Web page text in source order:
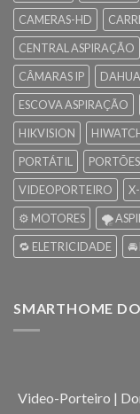
CAMERAS-HD
CENTRAL ASPIRAÇÃO
CÂMARAS IP
DAHUA
ESCOVA ASPIRAÇÃO
HIKVISION
PORTÁTIL
PORTÕES
VIDEOPORTEIRO
⚙️ MOTORES
🌪️
🔁 ELETRICIDADE
SMARTHOME
Video-Porteiro |